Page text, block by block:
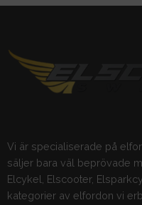
Vi är specialiserade på
säljer bara väl beprövade
Elcykel, Elscooter,
kategorier av elfordon vi